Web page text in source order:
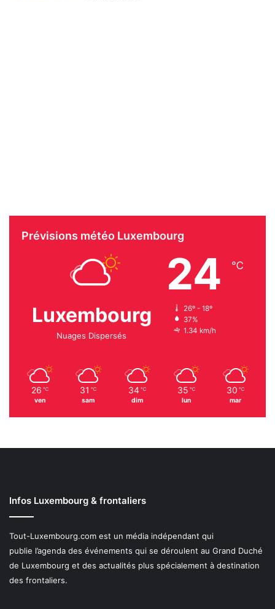
Prévisions météo Luxembourg
Luxembourg
Nuages Dispersés
24 ℃
26º - 18º
37%
1.34 km/h
26 ℃
ven
31 ℃
sam
34 ℃
dim
35 ℃
lun
30 ℃
mar
Infos Luxembourg & frontaliers
Tout-Luxembourg.com est un média indépendant qui
publie l’agenda des événements qui se déroulent au Grand Duché
de Luxembourg et des actualités plus spécialement à destination
des frontaliers.